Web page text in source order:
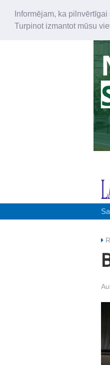
Informējam, ka
Turpinot izmantot mūsu